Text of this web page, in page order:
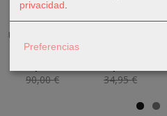
Zapatillas
Skechers
UNO-Shimmer
Away...
90,00 €
Tirantes
34,95 €
privacidad
Preferencias